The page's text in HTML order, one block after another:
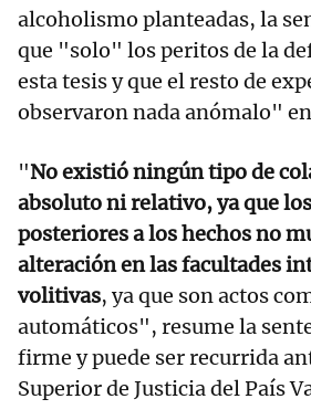
alcoholismo planteadas, la
que "solo" los peritos de la
esta tesis y que el resto de
observaron nada anómalo"
"No existió ningún tipo de
absoluto ni relativo, ya que
posteriores a los hechos no
alteración en las facultades
volitivas, ya que son actos
automáticos", resume la
firme y puede ser recurrida
Superior de Justicia del País